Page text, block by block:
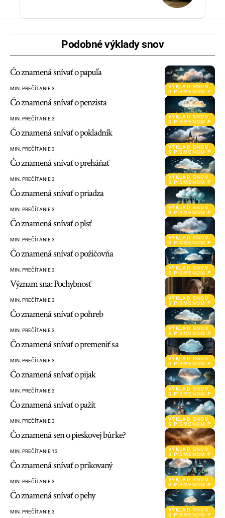
Podobné výklady snov
VÝKLAD SNOV
S PÍSMENOM P
Čo znamená snívať o papuľa
MIN. PREČÍTANIE 3
VÝKLAD SNOV
S PÍSMENOM P
Čo znamená snívať o penzista
MIN. PREČÍTANIE 3
VÝKLAD SNOV
S PÍSMENOM P
Čo znamená snívať o pokladník
MIN. PREČÍTANIE 3
VÝKLAD SNOV
S PÍSMENOM P
Čo znamená snívať o preháňať
MIN. PREČÍTANIE 3
VÝKLAD SNOV
S PÍSMENOM P
Čo znamená snívať o priadza
MIN. PREČÍTANIE 3
VÝKLAD SNOV
S PÍSMENOM P
Čo znamená snívať o plsť
MIN. PREČÍTANIE 3
VÝKLAD SNOV
S PÍSMENOM P
Čo znamená snívať o požičovňa
MIN. PREČÍTANIE 3
VÝKLAD SNOV
S PÍSMENOM P
Význam sna: Pochybnosť
MIN. PREČÍTANIE 3
VÝKLAD SNOV
S PÍSMENOM P
Čo znamená snívať o pohreb
MIN. PREČÍTANIE 3
VÝKLAD SNOV
S PÍSMENOM P
Čo znamená snívať o premeniť sa
MIN. PREČÍTANIE 3
VÝKLAD SNOV
S PÍSMENOM P
Čo znamená snívať o pijak
MIN. PREČÍTANIE 3
VÝKLAD SNOV
S PÍSMENOM P
Čo znamená snívať o pažít
MIN. PREČÍTANIE 3
VÝKLAD SNOV
S PÍSMENOM P
Čo znamená sen o pieskovej búrke?
MIN. PREČÍTANIE 13
VÝKLAD SNOV
S PÍSMENOM P
Čo znamená snívať o prikovaný
MIN. PREČÍTANIE 3
VÝKLAD SNOV
S PÍSMENOM P
Čo znamená snívať o pehy
MIN. PREČÍTANIE 3